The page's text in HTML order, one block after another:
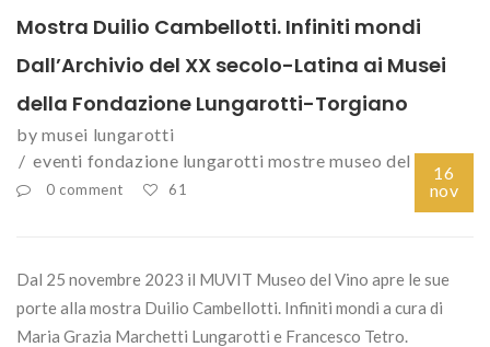
Mostra Duilio Cambellotti. Infiniti mondi
Dall’Archivio del XX secolo-Latina ai Musei
della Fondazione Lungarotti-Torgiano
by musei lungarotti
eventi fondazione lungarotti mostre museo del vino
0 comment 61
16
nov
Dal 25 novembre 2023 il MUVIT Museo del Vino apre le sue
porte alla mostra Duilio Cambellotti. Infiniti mondi a cura di
Maria Grazia Marchetti Lungarotti e Francesco Tetro.